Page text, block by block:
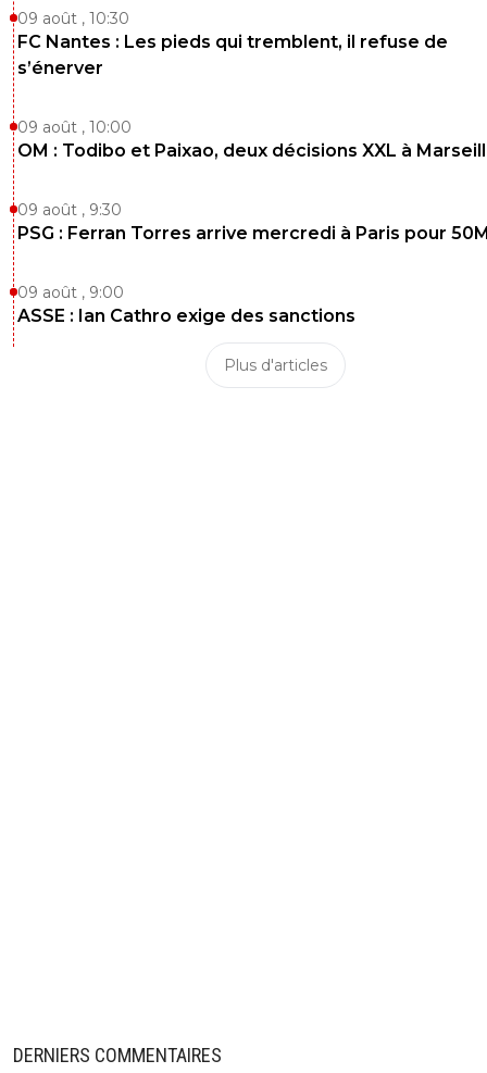
09 août , 10:30
FC Nantes : Les pieds qui tremblent, il refuse de
s’énerver
09 août , 10:00
OM : Todibo et Paixao, deux décisions XXL à
09 août , 9:30
PSG : Ferran Torres arrive mercredi à Paris pour
09 août , 9:00
ASSE : Ian Cathro exige des sanctions
Plus d'articles
DERNIERS COMMENTAIRES